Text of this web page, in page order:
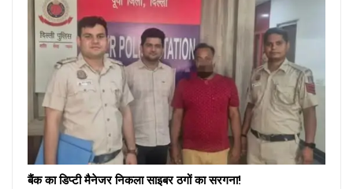
बैंक का डिप्टी मैनेजर निकला साइबर ठगों का सरगना!